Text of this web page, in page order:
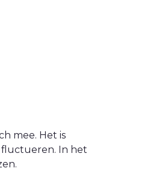
mee. Het is
fluctueren. In het